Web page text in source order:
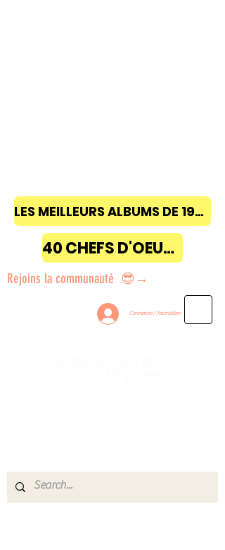
LES MEILLEURS ALBUMS DE 1968 à 2018
40 CHEFS D'OEUVRE
Rejoins la communauté 😎→
Connexion / Inscription